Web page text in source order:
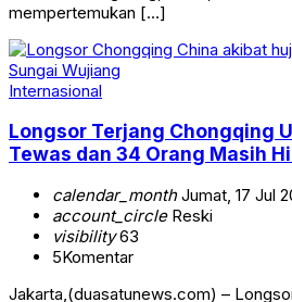
mempertemukan […]
Internasional
Longsor Terjang Chongqing
Tewas dan 34 Orang Masih
calendar_monthJumat, 17 Jul
account_circleReski
visibility63
5Komentar
Jakarta,(duasatunews.com) –